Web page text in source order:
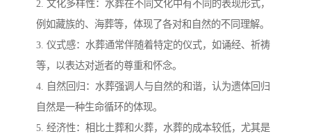
2. 文化多样性：水葬在不同文化中有不同的表现形式，
例如藏族的、海葬等，体现了各对和自然的不同理解。
3. 仪式感：水葬通常伴随着特定的仪式，如诵经、祈祷
等，以表达对逝者的尊重和怀念。
4. 自然回归：水葬强调人与自然的和谐，认为遗体回归
自然是一种生命循环的体现。
5. 经济性：相比土葬和火葬，水葬的成本较低，尤其是